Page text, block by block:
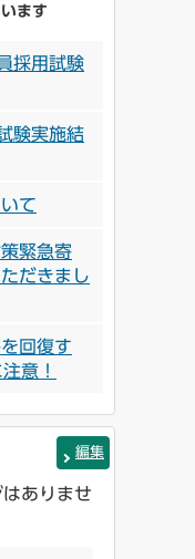
ます
採用試験
験実施結
て
緊急寄
だきまし
回復す
意！
編集
ありませ